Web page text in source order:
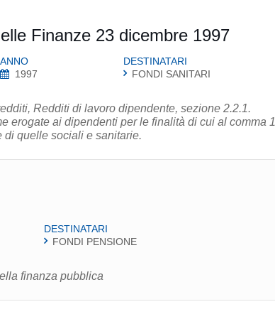
Finanze 23 dicembre 1997
ANNO
1997
DESTINATARI
FONDI SANITARI
Redditi di lavoro dipendente, sezione 2.2.1.
erogate ai dipendenti per le finalità di cui al comma 1
di quelle sociali e sanitarie.
DESTINATARI
FONDI PENSIONE
finanza pubblica